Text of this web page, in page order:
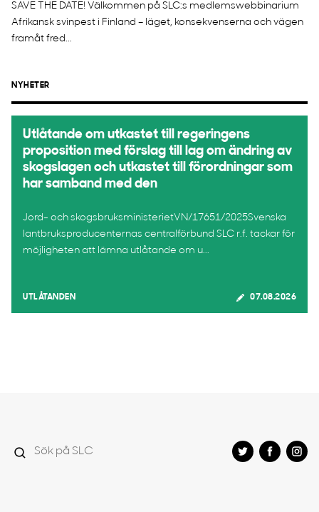
SAVE THE DATE! Välkommen på SLC:s medlemswebbinarium
Afrikansk svinpest i Finland – läget, konsekvenserna och vägen
framåt fred...
NYHETER
Utlåtande om utkastet till regeringens
proposition med förslag till lag om ändring av
skogslagen och utkastet till förordningar som
har samband med den
Jord- och skogsbruksministerietVN/17651/2025Svenska
lantbruksproducenternas centralförbund SLC r.f. tackar för
möjligheten att lämna utlåtande om u...
UTLÅTANDEN 07.08.2026